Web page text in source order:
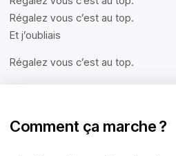
Régalez vous c’est au top.
Et j’oubliais
Régalez vous c’est au top.
Comment ça marche ?